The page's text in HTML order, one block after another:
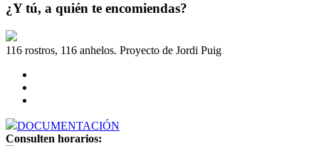
¿Y tú, a quién te encomiendas?
116 rostros, 116 anhelos. Proyecto de Jordi Puig
DOCUMENTACIÓN
Consulten horarios: